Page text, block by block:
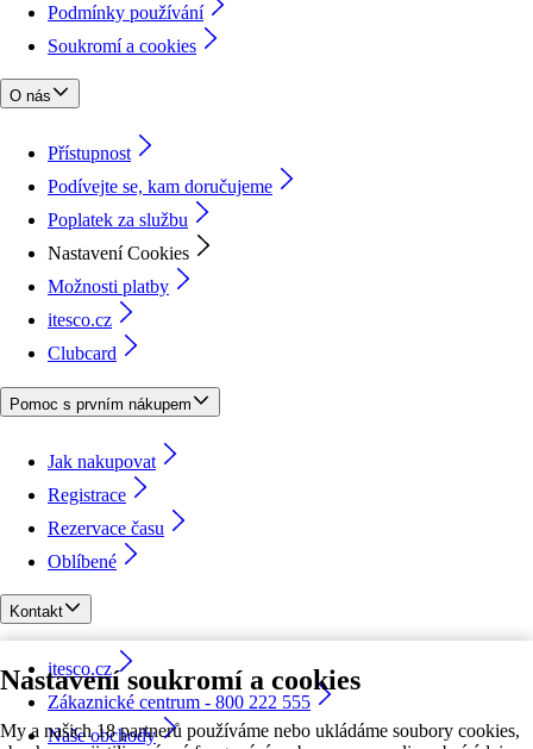
Nastavení soukromí a cookies
My a našich 18 partnerů používáme nebo ukládáme soubory cookies,
Podmínky používání
Soukromí a cookies
O nás
Přístupnost
Podívejte se, kam doručujeme
Poplatek za službu
Nastavení Cookies
Možnosti platby
itesco.cz
Clubcard
Pomoc s prvním nákupem
Jak nakupovat
Registrace
Rezervace času
Oblíbené
Kontakt
itesco.cz
Zákaznické centrum - 800 222 555
Naše obchody